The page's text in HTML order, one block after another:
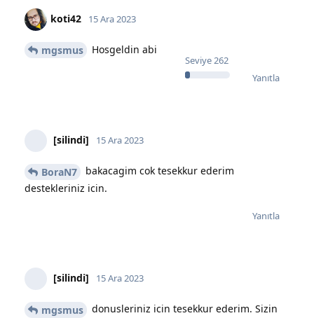
koti42
Seviye262
15 Ara 2023
mgsmus Hosgeldin abi
Yanıtla
[silindi] 15 Ara 2023
BoraN7
bakacagim cok tesekkur ederim
destekleriniz icin.
Yanıtla
[silindi] 15 Ara 2023
mgsmus
donusleriniz icin tesekkur ederim. Sizin